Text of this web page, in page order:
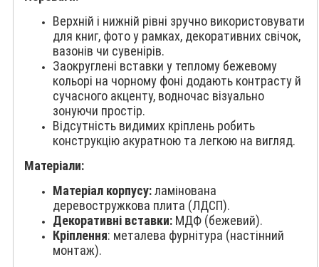
Верхній і нижній рівні зручно використовувати
для книг, фото у рамках, декоративних свічок,
вазонів чи сувенірів.
Заокруглені вставки у теплому бежевому
кольорі на чорному фоні додають контрасту й
сучасного акценту, водночас візуально
зонуючи простір.
Відсутність видимих кріплень робить
конструкцію акуратною та легкою на вигляд.
Матеріали:
Матеріал корпусу:ламінована
деревостружкова плита (ЛДСП).
Декоративні вставки: МДФ (бежевий).
Кріплення: металева фурнітура (настінний
монтаж).